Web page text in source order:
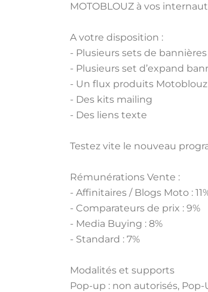
MOTOBLOUZ à vos
A votre disposition :
- Plusieurs sets de
- Plusieurs set d’expand
- Un flux produits
- Des kits mailing
- Des liens texte
Testez vite le nouveau
Rémunérations Vente :
- Affinitaires / Blogs Moto :
- Comparateurs de prix : 9%
- Media Buying : 8%
- Standard : 7%
Modalités et supports
Pop-up : non autorisés,